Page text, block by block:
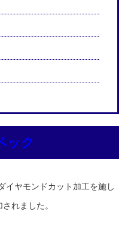
ック
イヤモンドカット加工を施し
れました。